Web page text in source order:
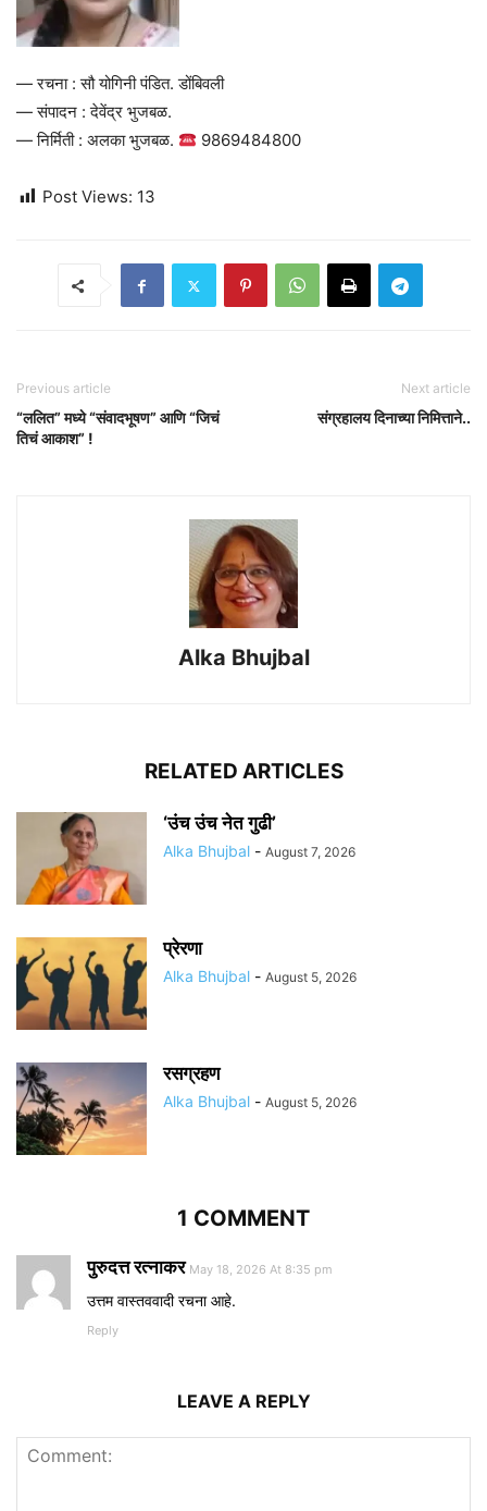
— रचना : सौ योगिनी पंडित. डोंबिवली
— संपादन : देवेंद्र भुजबळ.
— निर्मिती : अलका भुजबळ.
9869484800
Post Views: 13
Previous article
“ललित” मध्ये “संवादभूषण” आणि “जिचं
तिचं आकाश” !
Next article
संग्रहालय दिनाच्या निमित्ताने..
Alka Bhujbal
RELATED ARTICLES
‘उंच उंच नेत गुढी’
Alka Bhujbal - August 7, 2026
प्रेरणा
Alka Bhujbal - August 5, 2026
रसग्रहण
Alka Bhujbal - August 5, 2026
1 COMMENT
पुरुदत्त रत्नाकर May 18, 2026 At 8:35 pm
उत्तम वास्तववादी रचना आहे.
Reply
LEAVE A REPLY